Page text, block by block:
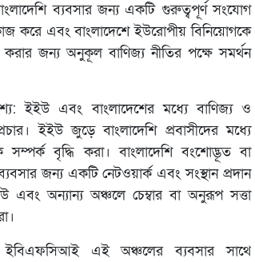
ব্যবসার জন্য একটি গুরুত্বপূর্ণ সংযোগ
করে এবং বাংলাদেশে ইউরোপীয় বিনিয়োগকে
করার জন্য অনুকূল বাণিজ্য নীতির পক্ষে সমর্থন
ইইউ এবং বাংলাদেশের মধ্যে বাণিজ্য ও
ইইউ জুড়ে বাংলাদেশি প্রবাসীদের মধ্যে
সম্পর্ক বৃদ্ধি করা। বাংলাদেশি বংশোদ্ভূত বা
জন্য একটি নেটওয়ার্ক এবং সংস্থান প্রদান
এবং অন্যান্য অঞ্চলে চেম্বার বা অনুরূপ সত্তা
ইবিএফসিআই এই অঞ্চলের ব্যবসার সাথে